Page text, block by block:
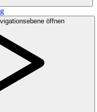
öffnen